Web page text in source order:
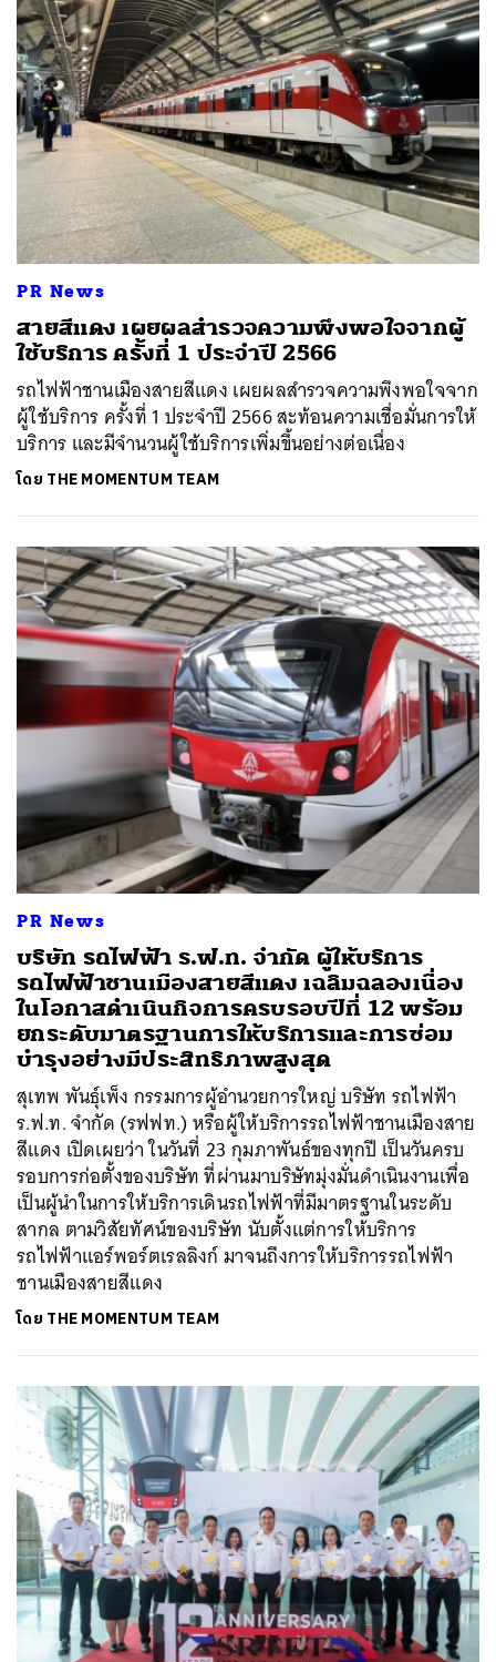
PR News
สายสีแดง เผยผลสำรวจความพึงพอใจจากผู้
ใช้บริการ ครั้งที่ 1 ประจำปี 2566
รถไฟฟ้าชานเมืองสายสีแดง เผยผลสำรวจความพึงพอใจจาก
ผู้ใช้บริการ ครั้งที่ 1 ประจำปี 2566 สะท้อนความเชื่อมั่นการให้
บริการ และมีจำนวนผู้ใช้บริการเพิ่มขึ้นอย่างต่อเนื่อง
โดย THE MOMENTUM TEAM
PR News
บริษัท รถไฟฟ้า ร.ฟ.ท. จำกัด ผู้ให้บริการ
รถไฟฟ้าชานเมืองสายสีแดง เฉลิมฉลองเนื่อง
ในโอกาสดำเนินกิจการครบรอบปีที่ 12 พร้อม
ยกระดับมาตรฐานการให้บริการและการซ่อม
บำรุงอย่างมีประสิทธิภาพสูงสุด
สุเทพ พันธุ์เพ็ง กรรมการผู้อำนวยการใหญ่ บริษัท รถไฟฟ้า
ร.ฟ.ท. จำกัด (รฟฟท.) หรือผู้ให้บริการรถไฟฟ้าชานเมืองสาย
สีแดง เปิดเผยว่า ในวันที่ 23 กุมภาพันธ์ของทุกปี เป็นวันครบ
รอบการก่อตั้งของบริษัท ที่ผ่านมาบริษัทมุ่งมั่นดำเนินงานเพื่อ
เป็นผู้นำในการให้บริการเดินรถไฟฟ้าที่มีมาตรฐานในระดับ
สากล ตามวิสัยทัศน์ของบริษัท นับตั้งแต่การให้บริการ
รถไฟฟ้าแอร์พอร์ตเรลลิงก์ มาจนถึงการให้บริการรถไฟฟ้า
ชานเมืองสายสีแดง
โดย THE MOMENTUM TEAM
ค้นหา
SHARE TWEET LINE EMAIL